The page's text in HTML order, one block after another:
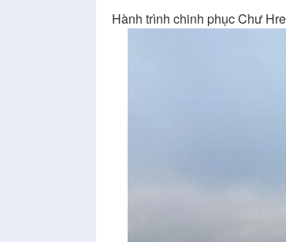
Hành trình chinh phục Chư